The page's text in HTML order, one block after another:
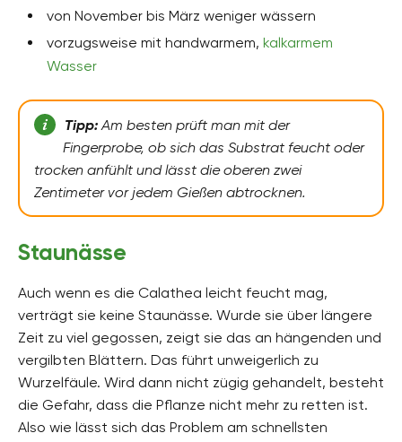
von November bis März weniger wässern
vorzugsweise mit handwarmem, kalkarmem
Wasser
Tipp:Am besten prüft man mit der
Fingerprobe, ob sich das Substrat feucht oder
trocken anfühlt und lässt die oberen zwei
Zentimeter vor jedem Gießen abtrocknen.
Staunässe
Auch wenn es die Calathea leicht feucht mag,
verträgt sie keine Staunässe. Wurde sie über längere
Zeit zu viel gegossen, zeigt sie das an hängenden und
vergilbten Blättern. Das führt unweigerlich zu
Wurzelfäule. Wird dann nicht zügig gehandelt, besteht
die Gefahr, dass die Pflanze nicht mehr zu retten ist.
Also wie lässt sich das Problem am schnellsten